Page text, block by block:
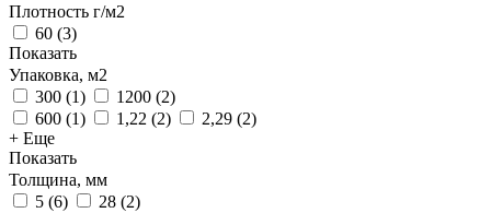
Плотность г/м2
60 (3)
Показать
Упаковка, м2
300 (1) 1200 (2)
600 (1) 1,22 (2) 2,29 (2)
+ Еще
Показать
Толщина, мм
5 (6) 28 (2)